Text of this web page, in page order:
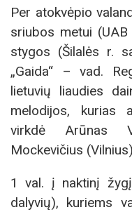
Per atokvėpio
sriubos metui
stygos (Šilalės r.
„Gaida“ – vad.
lietuvių liaudies
melodijos, kurias
virkdė Arūnas
Mockevičius
1 val. į naktinį
dalyvių), kuriems